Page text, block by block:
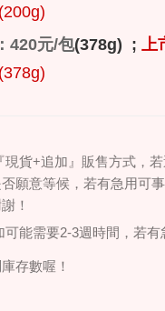
420元/包(378g) ; 上
現貨+追加』販售方式，
願意等候，若有急用可
！
能需要2-3週時間，若有
存數喔！